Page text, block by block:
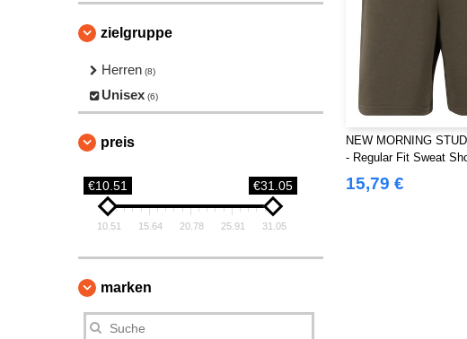
zielgruppe
Herren (8)
Unisex (6)
preis
€10.51 €31.05
10.51 15.64 20.78 25.91 31.05
marken
NEW MORNING
- Regular Fit Sweat
15,79 €